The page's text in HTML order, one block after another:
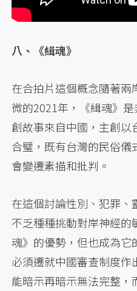
八、《緝魂》
在合拍片這個概念隨著
微的2021年，《緝魂》
創故事來自中國，主創
合璧，既有台灣的民俗
會變遷素描和批判。
在這個討論性別、犯罪、
不乏種種挑動對岸神經的
魂》的優勢，但也成為
必須遷就中國審查制度作
能暗示再暗示無法完整，